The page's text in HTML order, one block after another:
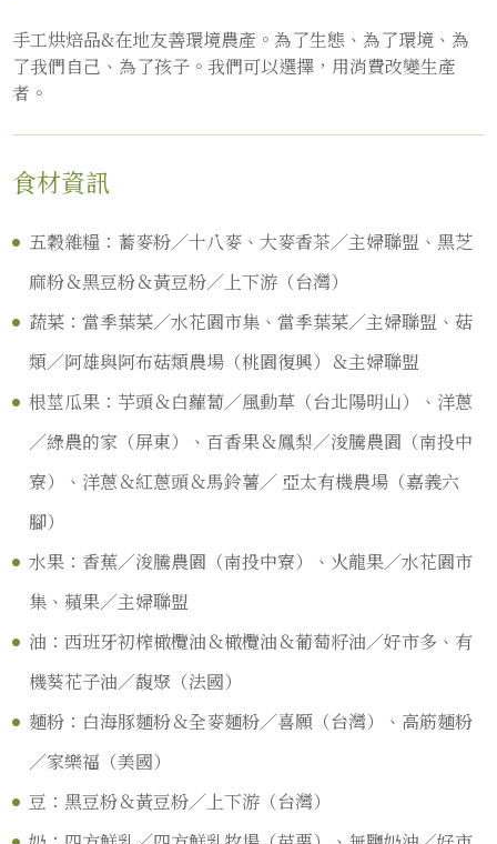
手工烘焙品&在地友善環境農產。為了生態、為了環境、為
了我們自己、為了孩子。我們可以選擇，用消費改變生產
者。
食材資訊
五穀雜糧：蕎麥粉／十八麥、大麥香茶／主婦聯盟、黑芝
麻粉＆黑豆粉＆黃豆粉／上下游（台灣）
蔬菜：當季葉菜／水花園市集、當季葉菜／主婦聯盟、菇
類／阿雄與阿布菇類農場（桃園復興）＆主婦聯盟
根莖瓜果：芋頭＆白蘿蔔／風動草（台北陽明山）、洋蔥
／綠農的家（屏東）、百香果＆鳳梨／浚騰農園（南投中
寮）、洋蔥＆紅蔥頭＆馬鈴薯／ 亞太有機農場（嘉義六
腳）
水果：香蕉／浚騰農園（南投中寮）、火龍果／水花園市
集、蘋果／主婦聯盟
油：西班牙初榨橄欖油＆橄欖油＆葡萄籽油／好市多、有
機葵花子油／馥聚（法國）
麵粉：白海豚麵粉＆全麥麵粉／喜願（台灣）、高筋麵粉
／家樂福（美國）
豆：黑豆粉＆黃豆粉／上下游（台灣）